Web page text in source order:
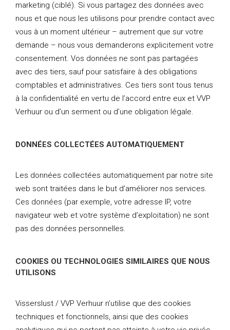
marketing (ciblé). Si vous partagez des données avec
nous et que nous les utilisons pour prendre contact avec
vous à un moment ultérieur – autrement que sur votre
demande – nous vous demanderons explicitement votre
consentement. Vos données ne sont pas partagées
avec des tiers, sauf pour satisfaire à des obligations
comptables et administratives. Ces tiers sont tous tenus
à la confidentialité en vertu de l’accord entre eux et VVP
Verhuur ou d’un serment ou d’une obligation légale.
DONNÉES COLLECTÉES AUTOMATIQUEMENT
Les données collectées automatiquement par notre site
web sont traitées dans le but d’améliorer nos services.
Ces données (par exemple, votre adresse IP, votre
navigateur web et votre système d’exploitation) ne sont
pas des données personnelles.
COOKIES OU TECHNOLOGIES SIMILAIRES QUE NOUS
UTILISONS
Visserslust / VVP Verhuur n’utilise que des cookies
techniques et fonctionnels, ainsi que des cookies